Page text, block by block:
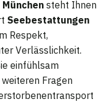
München steht Ihnen
Seebestattungen
Respekt,
Verlässlichkeit.
einfühlsam
Fragen